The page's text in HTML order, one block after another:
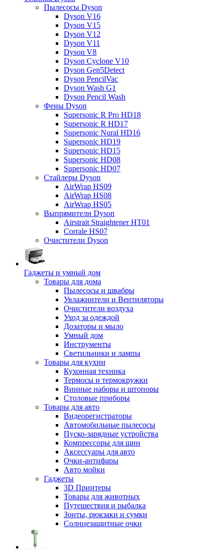
Пылесосы Dyson
Dyson V16
Dyson V15
Dyson V12
Dyson V11
Dyson V8
Dyson Cyclone V10
Dyson Gen5Detect
Dyson PencilVac
Dyson Wash G1
Dyson Pencil Wash
Фены Dyson
Supersonic R Pro HD18
Supersonic R HD17
Supersonic Nural HD16
Supersonic HD19
Supersonic HD15
Supersonic HD08
Supersonic HD07
Стайлеры Dyson
AirWrap HS09
AirWrap HS08
AirWrap HS05
Выпрямители Dyson
Airstrait Straightener HT01
Corrale HS07
Очистители Dyson
Гаджеты и умный дом
Товары для дома
Пылесосы и швабры
Увлажнители и Вентиляторы
Очистители воздуха
Уход за одеждой
Дозаторы и мыло
Умный дом
Инструменты
Светильники и лампы
Товары для кухни
Кухонная техника
Термосы и термокружки
Винные наборы и штопоры
Столовые приборы
Товары для авто
Видеорегистраторы
Автомобильные пылесосы
Пуско-зарядные устройства
Компрессоры для шин
Аксессуары для авто
Очки-антифары
Авто мойки
Гаджеты
3D Принтеры
Товары для животных
Путешествия и рыбалка
Зонты, рюкзаки и сумки
Солнцезащитные очки